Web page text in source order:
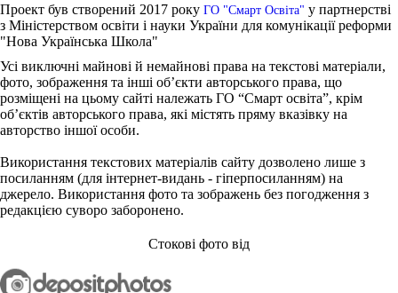
Проект був створений 2017 року ГО "Смарт Освіта" у партнерстві
з Міністерством освіти і науки України для комунікації реформи
"Нова Українська Школа"
Усі виключні майнові й немайнові права на текстові матеріали,
фото, зображення та інші об’єкти авторського права, що
розміщені на цьому сайті належать ГО “Смарт освіта”, крім
об’єктів авторського права, які містять пряму вказівку на
авторство іншої особи.
Використання текстових матеріалів сайту дозволено лише з
посиланням (для інтернет-видань - гіперпосиланням) на
джерело. Використання фото та зображень без погодження з
редакцією суворо заборонено.
Стокові фото від